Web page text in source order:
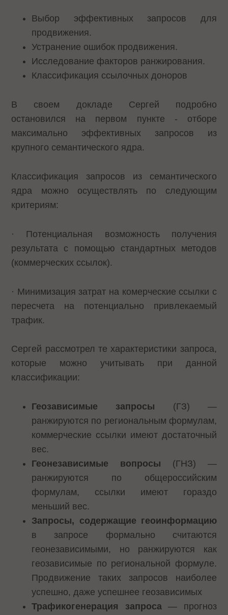
Выбор эффективных запросов для
продвижения.
Устранение ошибок продвижения.
Исследование факторов ранжирования.
Классификация ссылочных доноров
В своем докладе Сергей подробно
остановился на первом пункте - отборе
максимально эффективных запросов из
крупного семантического ядра.
Классификация запросов из семантического
ядра можно осуществлять по следующим
критериям:
· Потенциальная возможность получения
результата с помощью стандартных методов
(коммерческих ссылок).
· Минимизация затрат на комерческие ссылки с
пересчета на потенциально привлекаемый
трафик.
Сергей рассмотрел те характеристики запроса,
которые можно учитывать при данной
классификации:
Геозависимые запросы (ГЗ) —
ранжируются по региональным формулам,
коммерческие ссылки имеют достаточный
вес.
Геонезависимые вопросы (ГНЗ) —
ранжируются по общероссийским
формулам, ссылки имеют гораздо
меньший вес.
Запросы, содержащие геоинформацию
в запросе формально считаются
геонезависимыми, но ранжируются как
геозависимые по региональной формуле.
Продвижение таких запросов наиболее
успешно, даже успешнее геозависимых
Трафикогенерация запроса— прогноз